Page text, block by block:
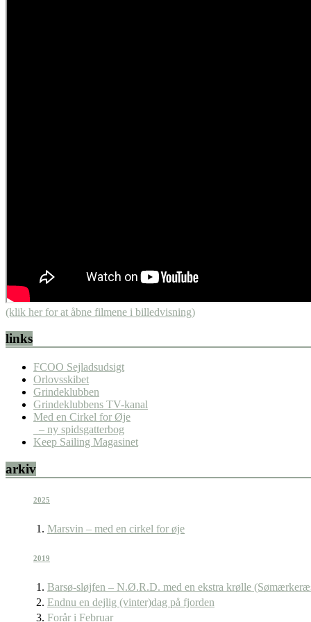
(klik her for at åbne filmene i billedvisning)
links
FCOO Sejladsudsigt
Orlovsskibet
Grindeklubben
Grindeklubbens TV-kanal
Med en Cirkel for Øje
– ny spidsgatterbog
Keep Sailing Magasinet
arkiv
2025
Marsvin – med en cirkel for øje
2019
Barsø-sløjfen – N.Ø.R.D. med en ekstra krølle
Endnu en dejlig (vinter)dag på fjorden
Forår i Februar